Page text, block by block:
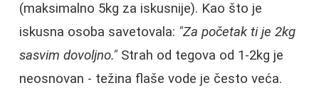
(maksimalno 5kg za iskusnije). Kao što je
iskusna osoba savetovala: "Za početak ti je 2kg
sasvim dovoljno." Strah od tegova od 1-2kg je
neosnovan - težina flaše vode je često veća.